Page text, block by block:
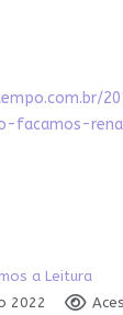
facamos-
a Leitura
2022